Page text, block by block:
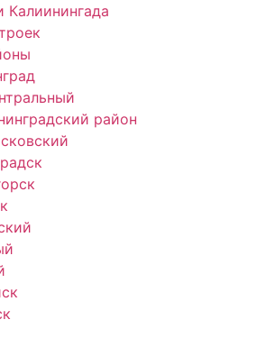
Калиинингада
район